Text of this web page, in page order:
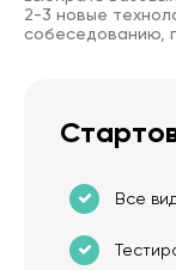
2-3 новые
собеседованию,
Все